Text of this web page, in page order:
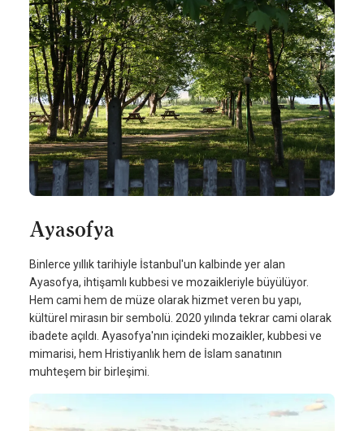
Ayasofya
Binlerce yıllık tarihiyle İstanbul'un kalbinde yer alan
Ayasofya, ihtişamlı kubbesi ve mozaikleriyle büyülüyor.
Hem cami hem de müze olarak hizmet veren bu yapı,
kültürel mirasın bir sembolü. 2020 yılında tekrar cami olarak
ibadete açıldı. Ayasofya'nın içindeki mozaikler, kubbesi ve
mimarisi, hem Hristiyanlık hem de İslam sanatının
muhteşem bir birleşimi.